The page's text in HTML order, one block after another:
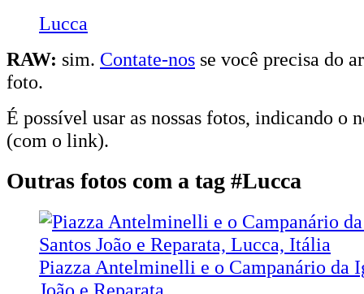
Lucca
RAW: sim. Contate-nos se você precisa do
foto.
É possível usar as nossas fotos, indicando o
(com o link).
Outras fotos com a tag #Lucca
Piazza Antelminelli e o Campanário da